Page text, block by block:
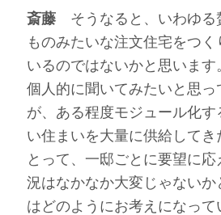
斎藤そうなると、いわゆる
ものみたいな注文住宅をつ
いるのではないかと思います
個人的に聞いてみたいと思っ
が、ある程度モジュール化
い住まいを大量に供給して
とって、一邸ごとに要望に
況はなかなか大変じゃないか
はどのようにお考えになって